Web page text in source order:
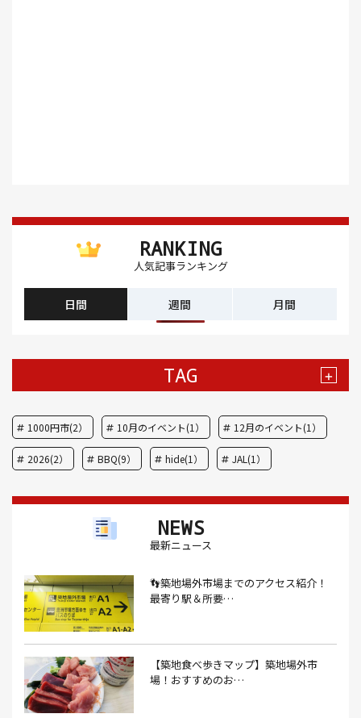
RANKING
人気記事ランキング
日間 週間 月間
TAG +
1000円市(2） 10月のイベント(1） 12月のイベント(1）
2026(2） BBQ(9） hide(1） JAL(1）
アイスクリーム(1） アイスクリーム店(1）
アジフライ(1） アド街(3）
あなごめし(1） アパート探し(1） アルバイト(1）
アンテナショップ(1）
いくら(1） イタリアン(6） イタリアンバル(1）
イタリアンレストラン(1） イタリアン料理(4）
イチゴジャム(1） イベント(9）
NEWS
最新ニュース
👣築地場外市場までのアクセス紹介！
最寄り駅＆所要…
【築地食べ歩きマップ】築地場外市
場！おすすめのお…